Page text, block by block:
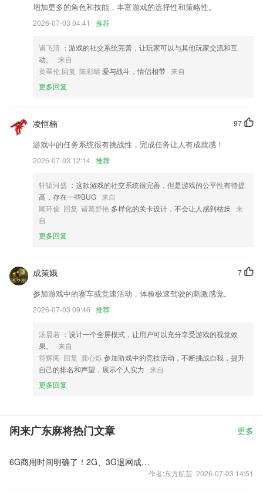
优化代码，用户体验更好。
增加手机订单超级表单线路回放；
【优化】语音新闻播放器颜值提升。
解决已知出现的问题
联系我们
改。
增加更多的角色和技能，丰富游戏的选择性和策略性。
2026-07-03 04:41 推荐
诸飞清 ：游戏的社交系统完善，让玩家可以与其他玩家交流和互
动。
来自
黄翠伦 回复 陈彩晴爱与战斗，情侣相带 来自
更多回复
97
凌恒楠
游戏中的任务系统很有挑战性，完成任务让人有成就感！
2026-07-03 12:14 推荐
轩辕河盛 ：这款游戏的社交系统很完善，但是游戏的公平性有待提
高，存在一些BUG 来自
顾环俊 回复 诸葛舒艳 多样化的关卡设计，不会让人感到枯燥 来
自
更多回复
7
成策娥
参加游戏中的赛车或竞速活动，体验极速驾驶的刺激感觉。
2026-07-03 09:46 推荐
汤晨若 ：设计一个全屏模式，让用户可以充分享受游戏的视觉效
果。
来自
符辉阅 回复 龚心烁参加游戏中的竞技活动，不断挑战自我，提升
自己的排名和声望，展示个人实力 来自
更多回复
闲来广东麻将热门文章 更多
6G商用时间明确了！2G、3G退网成必然 老用户怎么办？
作者:东方航芸 2026-07-03 14:51